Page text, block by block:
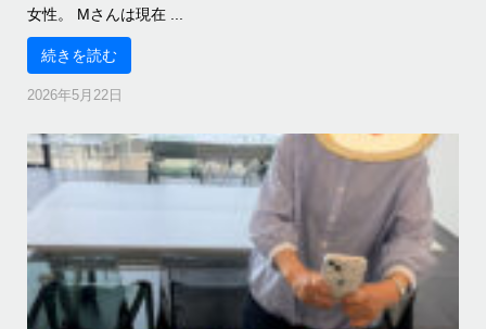
女性。 Mさんは現在 ...
続きを読む
2026年5月22日